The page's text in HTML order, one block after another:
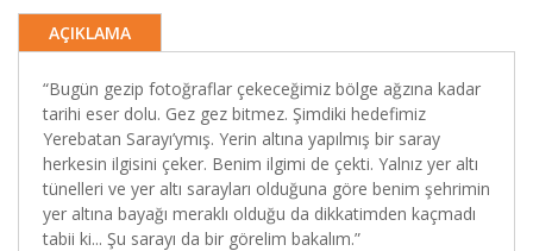
AÇIKLAMA
“Bugün gezip fotoğraflar çekeceğimiz bölge ağzına kadar
tarihi eser dolu. Gez gez bitmez. Şimdiki hedefimiz
Yerebatan Sarayı’ymış. Yerin altına yapılmış bir saray
herkesin ilgisini çeker. Benim ilgimi de çekti. Yalnız yer altı
tünelleri ve yer altı sarayları olduğuna göre benim şehrimin
yer altına bayağı meraklı olduğu da dikkatimden kaçmadı
tabii ki... Şu sarayı da bir görelim bakalım.”